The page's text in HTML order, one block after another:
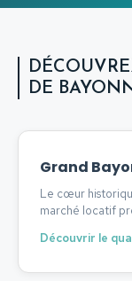
DE
Grand
Le cœur
marché locatif
Découvrir le